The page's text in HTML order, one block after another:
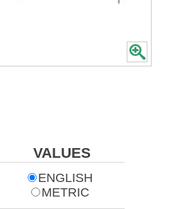
VALUES
ENGLISH
METRIC